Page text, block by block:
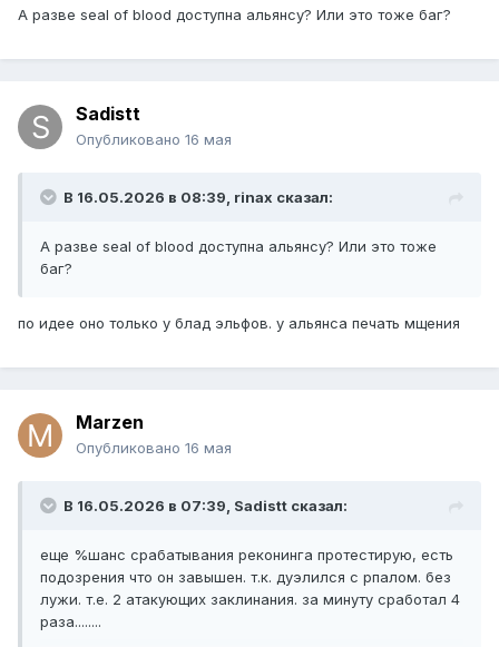
А разве seal of blood доступна альянсу? Или это тоже баг?
Sadistt
Опубликовано 16 мая
В 16.05.2026 в 08:39, rinax сказал:
А разве seal of blood доступна альянсу? Или это тоже
баг?
по идее оно только у блад эльфов. у альянса печать мщения
Marzen
Опубликовано 16 мая
В 16.05.2026 в 07:39, Sadistt сказал:
еще %шанс срабатывания реконинга протестирую, есть
подозрения что он завышен. т.к. дуэлился с рпалом. без
лужи. т.е. 2 атакующих заклинания. за минуту сработал 4
раза........